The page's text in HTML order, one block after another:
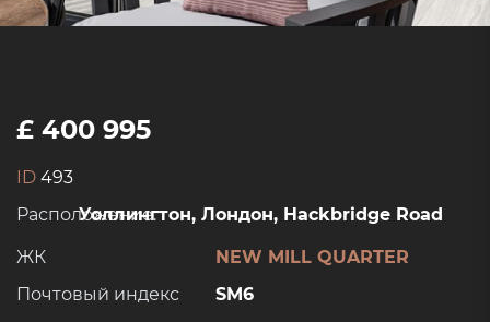
£ 400 995
ID 493
Расположение:
Уоллингтон, Лондон, Hackbridge Road
ЖК
NEW MILL QUARTER
Почтовый индекс
SM6